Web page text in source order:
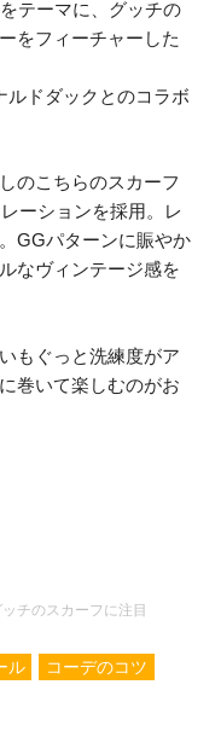
テーマに、グッチの
をフィーチャーした
ルドダックとのコラボ
のこちらのスカーフ
ーションを採用。レ
GGパターンに賑やか
なヴィンテージ感を
もぐっと洗練度がア
巻いて楽しむのがお
チのスカーフに注目
ル
コーデのコツ